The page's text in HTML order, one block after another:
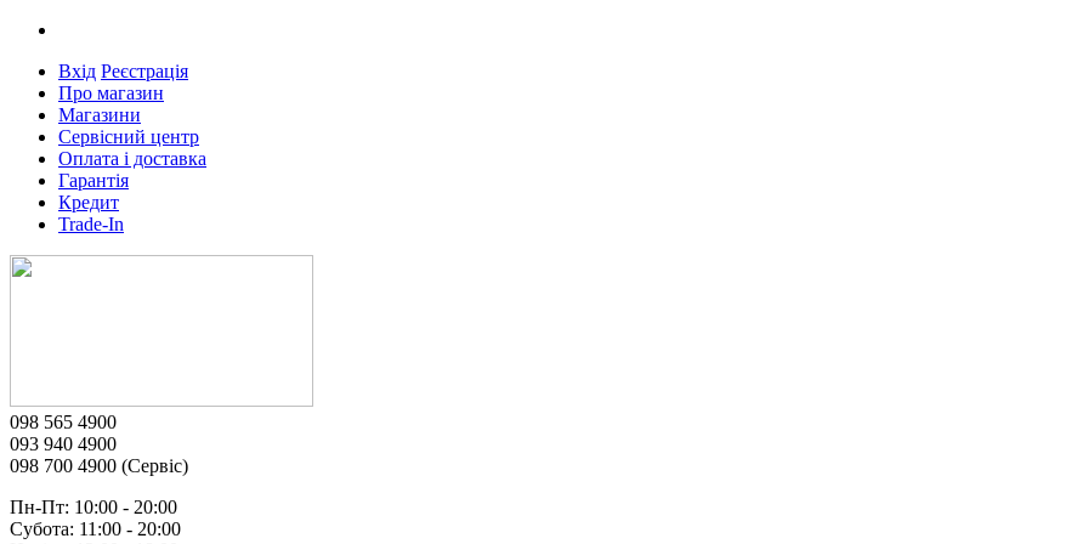
Вхід Реєстрація
Про магазин
Магазини
Сервісний центр
Оплата і доставка
Гарантія
Кредит
Trade-In
098 565 4900
093 940 4900
098 700 4900 (Сервіс)
Пн-Пт: 10:00 - 20:00
Субота: 11:00 - 20:00